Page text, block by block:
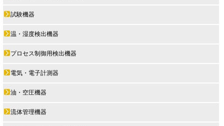
試験機器
温・湿度検出機器
プロセス制御用検出機器
電気・電子計測器
油・空圧機器
流体管理機器